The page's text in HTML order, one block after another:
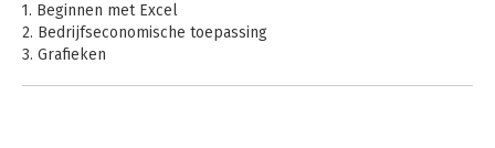
1. Beginnen met Excel
2. Bedrijfseconomische toepassing
3. Grafieken